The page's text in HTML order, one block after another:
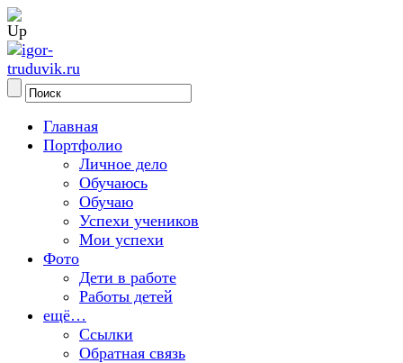
Главная
Портфолио
Личное дело
Обучаюсь
Обучаю
Успехи учеников
Мои успехи
Фото
Дети в работе
Работы детей
ещё…
Ссылки
Обратная связь